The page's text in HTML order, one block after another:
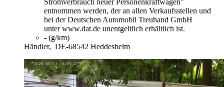
entnommen werden, der an allen Verkaufsstellen und
bei der Deutschen Automobil Treuhand GmbH
unter www.dat.de unentgeltlich erhältlich ist.
- (g/km)
Händler, DE-68542 Heddesheim